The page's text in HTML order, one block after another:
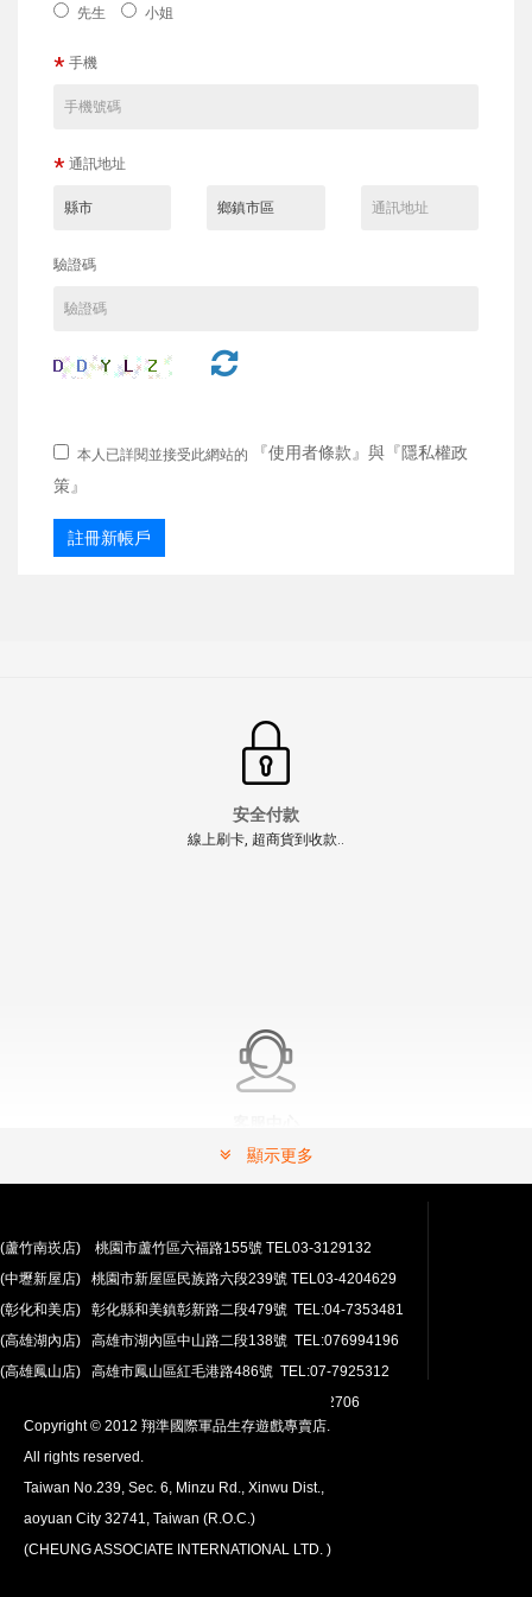
先生 小姐
* 手機
* 通訊地址
驗證碼
本人已詳閱並接受此網站的 『使用者條款』與『隱私權政
策』
註冊新帳戶
安全付款
線上刷卡, 超商貨到收款..
有問題嗎？ 可以連絡我們。
常見問題解答請按這裡.
安心購買
顯示更多
(蘆竹南崁店) 桃園市蘆竹區六福路155號 TEL03-3129132
(中壢新屋店) 桃園市新屋區民族路六段239號 TEL03-4204629
(彰化和美店) 彰化縣和美鎮彰新路二段479號 TEL:04-7353481
(高雄湖內店) 高雄市湖內區中山路二段138號 TEL:076994196
(高雄鳳山店) 高雄市鳳山區紅毛港路486號 TEL:07-7925312
翔準網路部門:TEL 03-4202763 03-4202706
Copyright © 2012 翔準國際軍品生存遊戲專賣店.
All rights reserved.
Taiwan No.239, Sec. 6, Minzu Rd., Xinwu Dist.,
aoyuan City 32741, Taiwan (R.O.C.)
(CHEUNG ASSOCIATE INTERNATIONAL LTD. )